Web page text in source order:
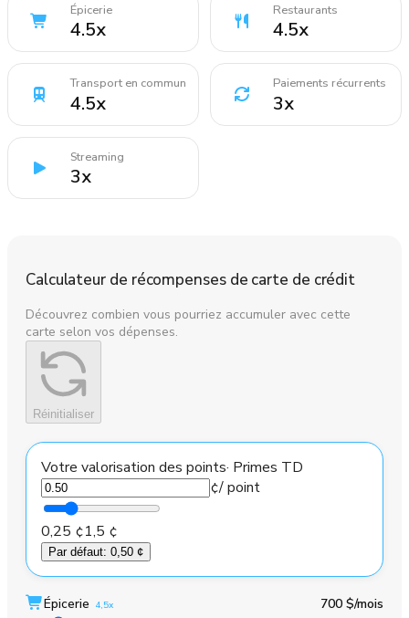
Épicerie
4.5x
Restaurants
4.5x
Transport en commun
4.5x
Paiements récurrents
3x
Streaming
3x
Calculateur de récompenses de carte de crédit
Découvrez combien vous pourriez accumuler avec cette
carte selon vos dépenses.
Réinitialiser
Votre valorisation des points· Primes TD
¢/ point
0,25 ¢1,5 ¢
Par défaut: 0,50 ¢
Épicerie 4,5x 700 $/mois